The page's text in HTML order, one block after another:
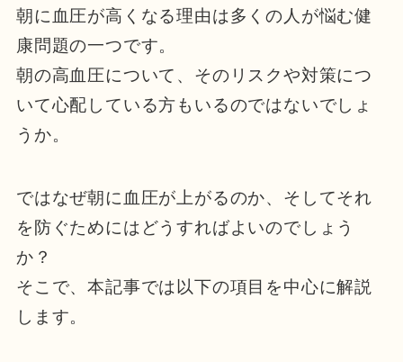
朝に血圧が高くなる理由は多くの人が悩む健
康問題の一つです。
朝の高血圧について、そのリスクや対策につ
いて心配している方もいるのではないでしょ
うか。
ではなぜ朝に血圧が上がるのか、そしてそれ
を防ぐためにはどうすればよいのでしょう
か？
そこで、本記事では以下の項目を中心に解説
します。